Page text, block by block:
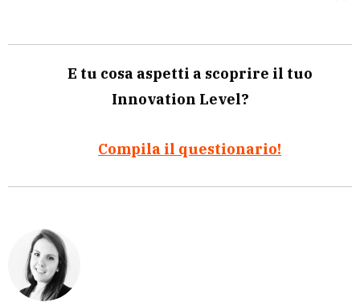
E tu cosa aspetti a scoprire il tuo
Innovation Level?
Compila il questionario!